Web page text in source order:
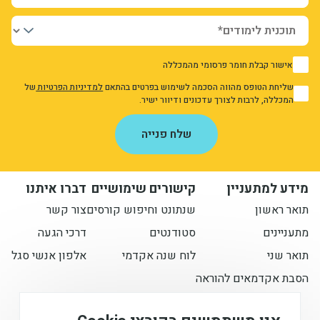
יחידות ומכונים
חברה וקהילה 1 אישור קבלת חומר פרסומי מהמכללה
1
אני מאשר/ת את מדיניות הפרטיות
שליחת הטופס מהווה הסכמה לשימוש בפרטים בהתאםלמדיניות הפרטיותשל
המכללה, לרבות לצורך עדכונים ודיוור ישיר.
שלח פנייה
מידע למתעניין
תואר ראשון
מתעניינים
תואר שני
הסבת אקדמאים להוראה
קישורים שימושיים
שנתונט וחיפוש קורסים
סטודנטים
לוח שנה אקדמי
דברו איתנו
צור קשר
דרכי הגעה
אלפון אנשי סגל
הישארו מעודכנים איתנו